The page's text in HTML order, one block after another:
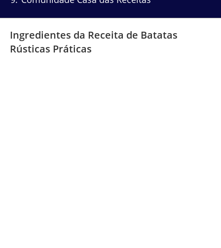
Ingredientes da Receita de Batatas
Rústicas Práticas